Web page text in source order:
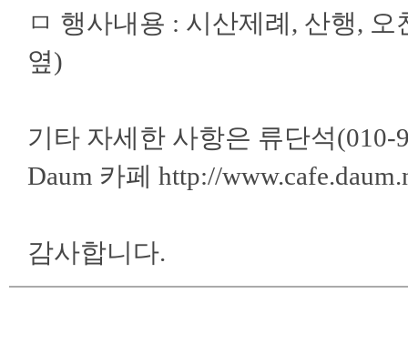
ㅁ 행사내용 : 시산제례, 산행,
옆)
기타 자세한 사항은 류단석(010-
Daum 카페 http://
감사합니다.